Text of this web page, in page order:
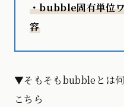
・bubble固有単位
容
▼そもそもbubbleとは
こちら